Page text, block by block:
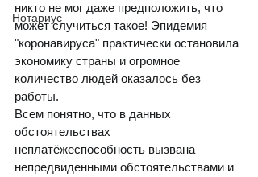
Нотариус
никто не мог даже предположить, что
может случиться такое! Эпидемия
"коронавируса" практически остановила
экономику страны и огромное
количество людей оказалось без
работы.
Всем понятно, что в данных
обстоятельствах
неплатёжеспособность вызвана
непредвиденными обстоятельствами и